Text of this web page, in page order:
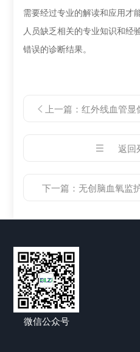
需要经过专业的解读和应用才
人员缺乏相关的专业知识和经
错误的诊断结果。
上一篇： 红外线血管显
返回
下一篇： 无创脑血氧监护仪
微信公众号